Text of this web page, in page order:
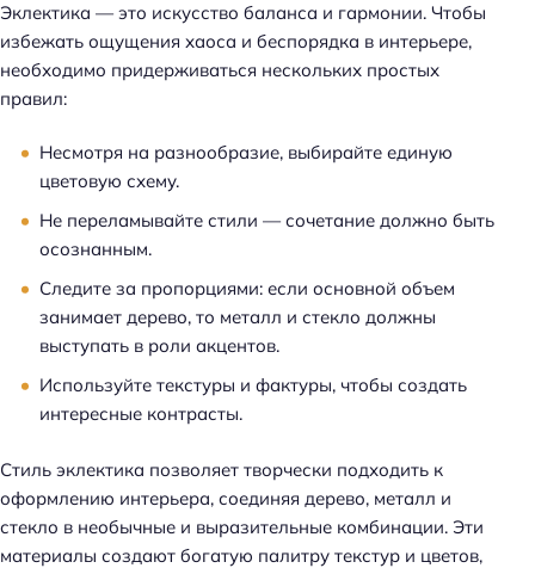
Эклектика — это искусство баланса и гармонии. Чтобы
избежать ощущения хаоса и беспорядка в интерьере,
необходимо придерживаться нескольких простых
правил:
Несмотря на разнообразие, выбирайте единую
цветовую схему.
Не переламывайте стили — сочетание должно быть
осознанным.
Следите за пропорциями: если основной объем
занимает дерево, то металл и стекло должны
выступать в роли акцентов.
Используйте текстуры и фактуры, чтобы создать
интересные контрасты.
Стиль эклектика позволяет творчески подходить к
оформлению интерьера, соединяя дерево, металл и
стекло в необычные и выразительные комбинации. Эти
материалы создают богатую палитру текстур и цветов,